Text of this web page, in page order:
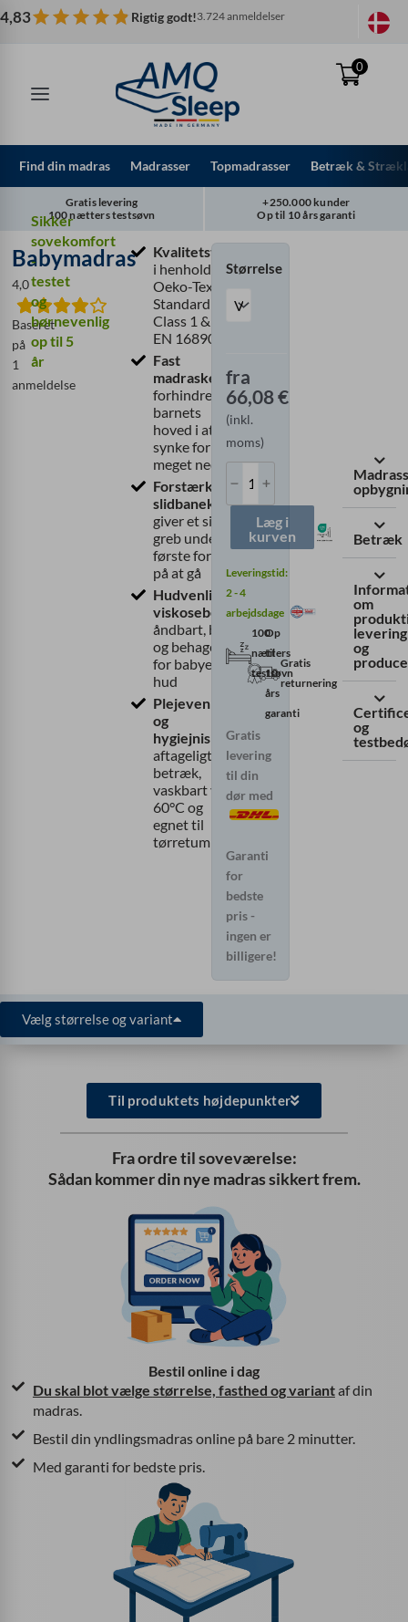
Spring
til
4,83 Rigtig godt!3.724 anmeldelser
0
Find din madras Madrasser Topmadrasser Betræk &
Gratis levering
100 nætters testsøvn
+250.000 kunder
Op til 10 års garanti
Babymadras
4,0
Baseret
på
1
anmeldelse
Sikker
sovekomfort
-
testet
og
børnevenlig
op til 5
år
Kvalitetstestet
i henhold til
Oeko-Tex®
Standard 100
Class 1 & DIN
EN 16890
Fast
madraskerne
forhindrer
barnets
hoved i at
synke for
meget ned
Forstærkede
slidbanekanter
giver et sikkert
greb under de
første forsøg
på at gå
Hudvenligt
viskosebetræk
åndbart, blødt
og behageligt
for babyens
hud
Plejevenlig
og
hygiejnisk
-
aftageligt
betræk,
vaskbart ved
60°C og
egnet til
tørretumbler
Størrelse
fra
66,08€
(inkl.
moms)
mængde
Læg i
kurven
Leveringstid:
2 - 4
arbejdsdage
100
nætters
testsøvn
Op
til
10
års
garanti
Gratis
returnering
Gratis
levering
til din
dør med
Garanti
for
bedste
pris -
ingen er
billigere!
Betræk
om
levering
og
og
Vælg størrelse og variant
Til produktets højdepunkter
Fra ordre til soveværelse:
Sådan kommer din nye madras sikkert frem.
Bestil online i dag
Du skal blot vælge størrelse, fasthed og variantaf din
madras.
Bestil din yndlingsmadras online på bare 2 minutter.
Med garanti for bedste pris.